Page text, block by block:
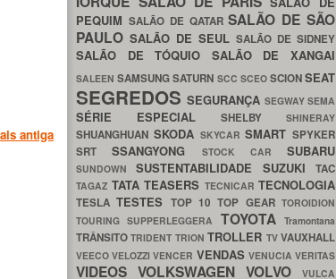
antiga
PEQUIM SALÃO DE QATARSALÃO DE SÃO
PAULO SALÃO DE SEUL SALÃO DE SIDNEY
SALÃO DE TÓQUIO SALÃO DE XANGAI
SALEENSAMSUNGSATURN SCC SCEO SCIONSEAT
SEGREDOSSEGURANÇA SEGWAYSEMA
SÉRIE ESPECIAL SHELBY SHINERAY
SHUANGHUAN SKODA SKYCARSMART SPYKER
SRTSSANGYONG STOCK CAR SUBARU
SUNDOWNSUSTENTABILIDADE SUZUKITAC
TAGAZ TATA TEASERS TECNICAR TECNOLOGIA
TESLATESTES TOP 10TOP GEARTOROIDION
TOURING SUPPERLEGGERA TOYOTATramontana
TRÂNSITOTRIDENT TRIONTROLLER TVVAUXHALL
VEECOVELOZZIVENCER VENDAS VENUCIAVERITAS
VIDEOS VOLKSWAGEN VOLVO
VULCA